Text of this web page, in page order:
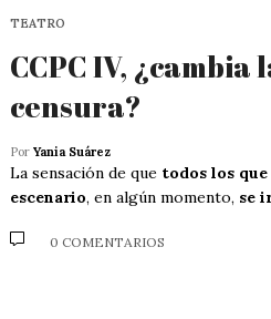
TEATRO
CCPC IV, ¿cambia
censura?
Por Yania Suárez
La sensación de que todos los
escenario, en algún momento, se
0 COMENTARIOS